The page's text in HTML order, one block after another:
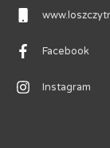
Facebook
Instagram